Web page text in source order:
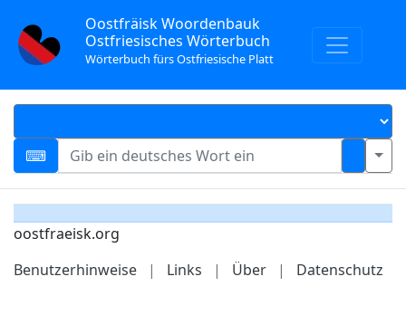
Oostfräisk Woordenbauk
Ostfriesisches Wörterbuch
Wörterbuch fürs Ostfriesische Platt
oostfraeisk.org
Benutzerhinweise
| Links | Über | Datenschutz